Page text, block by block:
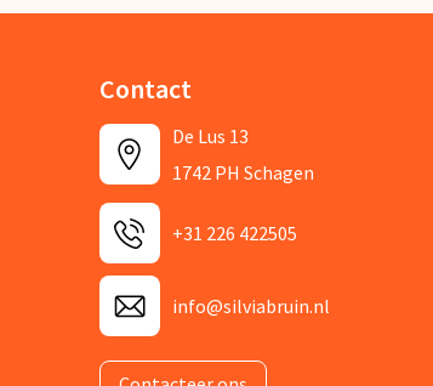
Contact
De Lus 13
1742 PH Schagen
+31 226 422505
info@silviabruin.nl